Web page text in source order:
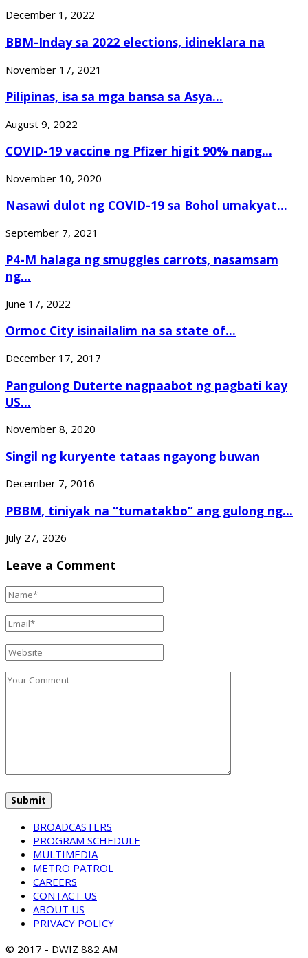
December 1, 2022
BBM-Inday sa 2022 elections, idineklara na
November 17, 2021
Pilipinas, isa sa mga bansa sa Asya...
August 9, 2022
COVID-19 vaccine ng Pfizer higit 90% nang...
November 10, 2020
Nasawi dulot ng COVID-19 sa Bohol umakyat...
September 7, 2021
P4-M halaga ng smuggles carrots, nasamsam
ng...
June 17, 2022
Ormoc City isinailalim na sa state of...
December 17, 2017
Pangulong Duterte nagpaabot ng pagbati kay
US...
November 8, 2020
Singil ng kuryente tataas ngayong buwan
December 7, 2016
PBBM, tiniyak na “tumatakbo” ang gulong ng...
July 27, 2026
Leave a Comment
BROADCASTERS
PROGRAM SCHEDULE
MULTIMEDIA
METRO PATROL
CAREERS
CONTACT US
ABOUT US
PRIVACY POLICY
© 2017 - DWIZ 882 AM